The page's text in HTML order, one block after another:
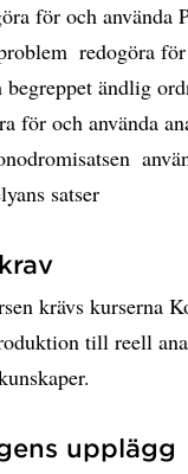
för och använda
 redogöra
begreppet ändlig
för och använda

satser
krävs kurserna
till reell
upplägg